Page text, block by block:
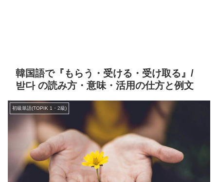
韓国語で『もらう・受ける・受け取る』/
받다 の読み方・意味・活用の仕方と例文
初級単語(TOPIK 1・2級)